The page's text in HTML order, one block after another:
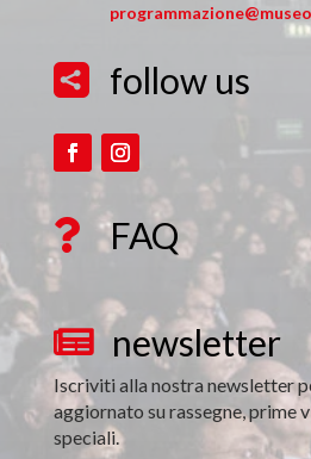
 follow us
 FAQ
 newsletter
Iscriviti alla nostra newsletter
aggiornato su rassegne, prime
speciali.